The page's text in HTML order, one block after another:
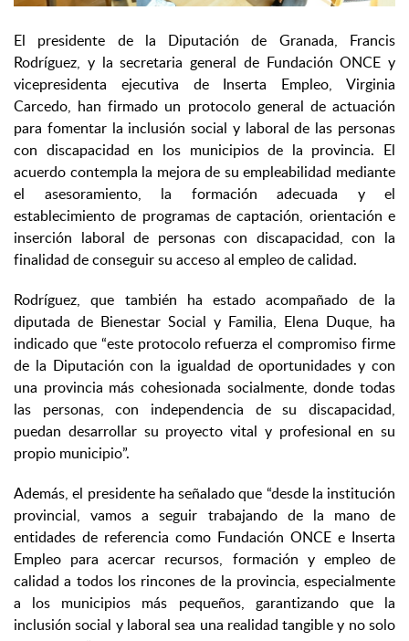
El presidente de la Diputación de Granada, Francis
Rodríguez, y la secretaria general de Fundación ONCE y
vicepresidenta ejecutiva de Inserta Empleo, Virginia
Carcedo, han firmado un protocolo general de actuación
para fomentar la inclusión social y laboral de las personas
con discapacidad en los municipios de la provincia. El
acuerdo contempla la mejora de su empleabilidad mediante
el asesoramiento, la formación adecuada y el
establecimiento de programas de captación, orientación e
inserción laboral de personas con discapacidad, con la
finalidad de conseguir su acceso al empleo de calidad.
Rodríguez, que también ha estado acompañado de la
diputada de Bienestar Social y Familia, Elena Duque, ha
indicado que “este protocolo refuerza el compromiso firme
de la Diputación con la igualdad de oportunidades y con
una provincia más cohesionada socialmente, donde todas
las personas, con independencia de su discapacidad,
puedan desarrollar su proyecto vital y profesional en su
propio municipio”.
Además, el presidente ha señalado que “desde la institución
provincial, vamos a seguir trabajando de la mano de
entidades de referencia como Fundación ONCE e Inserta
Empleo para acercar recursos, formación y empleo de
calidad a todos los rincones de la provincia, especialmente
a los municipios más pequeños, garantizando que la
inclusión social y laboral sea una realidad tangible y no solo